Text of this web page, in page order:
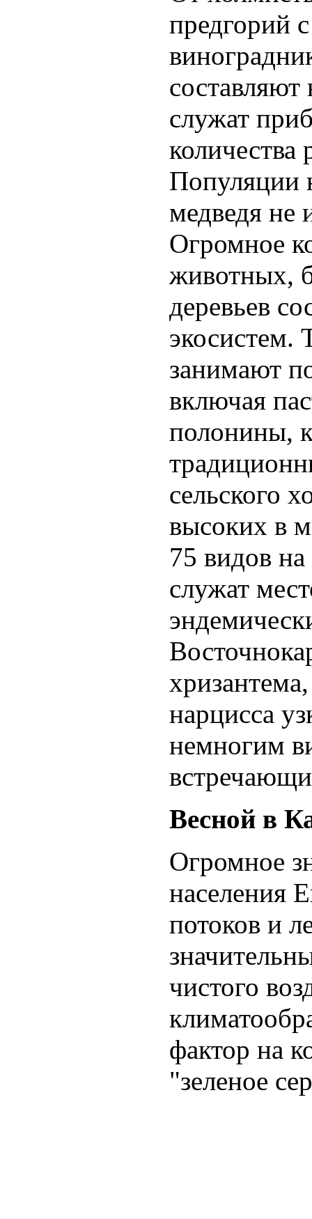
предгорий
служат
Популяции
медведя не
Огромное
животных,
деревьев
экосистем.
занимают
включая
полонины,
сельского
высоких в
75 видов
служат
нарцисса
немногим
Весной в
Огромное
населения
потоков и
чистого
фактор на
"зеленое